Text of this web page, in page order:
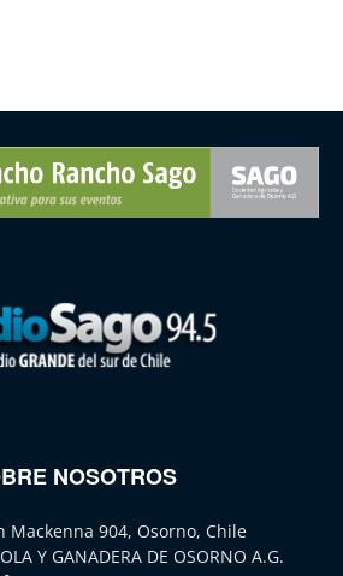
NOSOTROS
Mackenna 904, Osorno, Chile
Y GANADERA DE OSORNO A.G.